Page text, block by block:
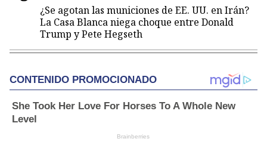
¿Se agotan las municiones de EE. UU. en Irán?
La Casa Blanca niega choque entre Donald
Trump y Pete Hegseth